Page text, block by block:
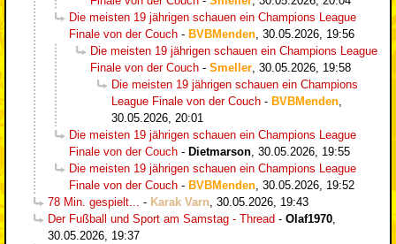
Die meisten 19 jährigen schauen ein Champions League
Finale von der Couch - BVBMenden 30.05.2026, 19:56
Die meisten 19 jährigen schauen ein Champions League
Finale von der Couch - Smeller 30.05.2026, 19:58
Die meisten 19 jährigen schauen ein Champions
League Finale von der Couch - BVBMenden
30.05.2026, 20:01
Die meisten 19 jährigen schauen ein Champions League
Finale von der Couch - Dietmarson 30.05.2026, 19:55
Die meisten 19 jährigen schauen ein Champions League
Finale von der Couch - BVBMenden 30.05.2026, 19:52
78 Min. gespielt...
- Karak Varn 30.05.2026, 19:43
Der Fußball und Sport am Samstag - Thread - Olaf1970
30.05.2026, 19:37